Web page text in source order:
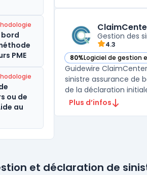
bord
PME
ou de
au
Gestion des
4.3
80%Logiciel de gestion
— voir ClaimCenter
Guidewire
sinistre assurance de
de la déclaration
Plus d’infos
et déclaration de